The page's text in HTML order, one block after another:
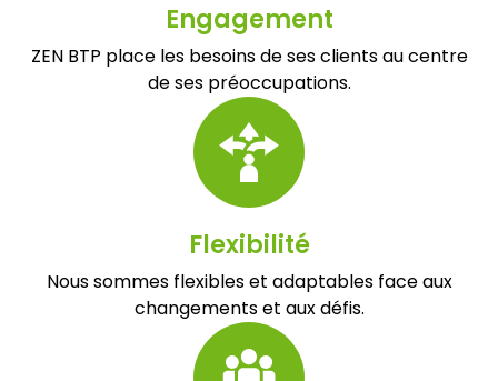
Engagement
ZEN BTP place les besoins de ses clients au centre
de ses préoccupations.
Flexibilité
Nous sommes flexibles et adaptables face aux
changements et aux défis.